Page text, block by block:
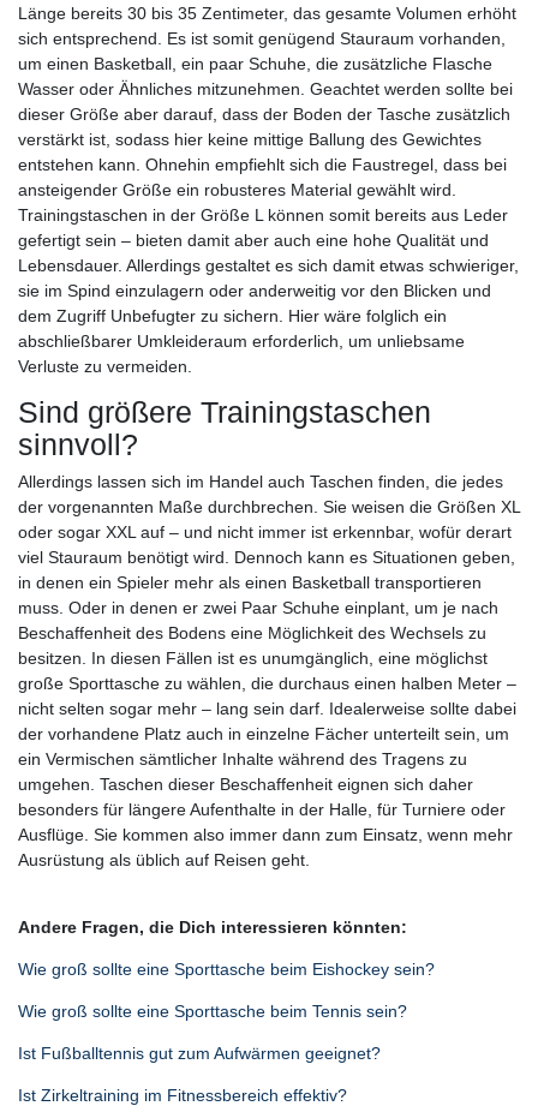
Länge bereits 30 bis 35 Zentimeter, das gesamte Volumen erhöht
sich entsprechend. Es ist somit genügend Stauraum vorhanden,
um einen Basketball, ein paar Schuhe, die zusätzliche Flasche
Wasser oder Ähnliches mitzunehmen. Geachtet werden sollte bei
dieser Größe aber darauf, dass der Boden der Tasche zusätzlich
verstärkt ist, sodass hier keine mittige Ballung des Gewichtes
entstehen kann. Ohnehin empfiehlt sich die Faustregel, dass bei
ansteigender Größe ein robusteres Material gewählt wird.
Trainingstaschen in der Größe L können somit bereits aus Leder
gefertigt sein – bieten damit aber auch eine hohe Qualität und
Lebensdauer. Allerdings gestaltet es sich damit etwas schwieriger,
sie im Spind einzulagern oder anderweitig vor den Blicken und
dem Zugriff Unbefugter zu sichern. Hier wäre folglich ein
abschließbarer Umkleideraum erforderlich, um unliebsame
Verluste zu vermeiden.
Sind größere Trainingstaschen
sinnvoll?
Allerdings lassen sich im Handel auch Taschen finden, die jedes
der vorgenannten Maße durchbrechen. Sie weisen die Größen XL
oder sogar XXL auf – und nicht immer ist erkennbar, wofür derart
viel Stauraum benötigt wird. Dennoch kann es Situationen geben,
in denen ein Spieler mehr als einen Basketball transportieren
muss. Oder in denen er zwei Paar Schuhe einplant, um je nach
Beschaffenheit des Bodens eine Möglichkeit des Wechsels zu
besitzen. In diesen Fällen ist es unumgänglich, eine möglichst
große Sporttasche zu wählen, die durchaus einen halben Meter –
nicht selten sogar mehr – lang sein darf. Idealerweise sollte dabei
der vorhandene Platz auch in einzelne Fächer unterteilt sein, um
ein Vermischen sämtlicher Inhalte während des Tragens zu
umgehen. Taschen dieser Beschaffenheit eignen sich daher
besonders für längere Aufenthalte in der Halle, für Turniere oder
Ausflüge. Sie kommen also immer dann zum Einsatz, wenn mehr
Ausrüstung als üblich auf Reisen geht.
Andere Fragen, die Dich interessieren könnten:
Wie groß sollte eine Sporttasche beim Eishockey sein?
Wie groß sollte eine Sporttasche beim Tennis sein?
Ist Fußballtennis gut zum Aufwärmen geeignet?
Ist Zirkeltraining im Fitnessbereich effektiv?